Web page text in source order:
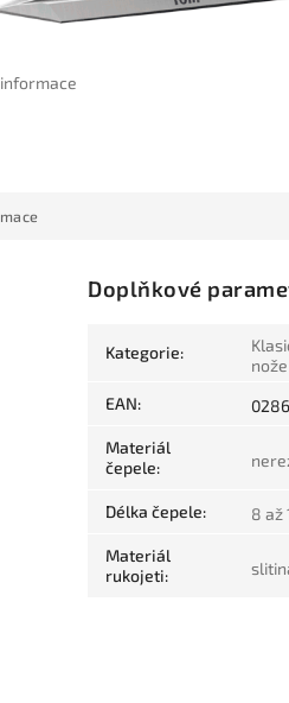
Doplňkové
Kategorie:
nože
EAN:
Materiál
čepele:
Délka čepele: 8 až
Materiál
rukojeti: